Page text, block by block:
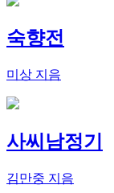
숙향전
미상 지음
사씨남정기
김만중 지음